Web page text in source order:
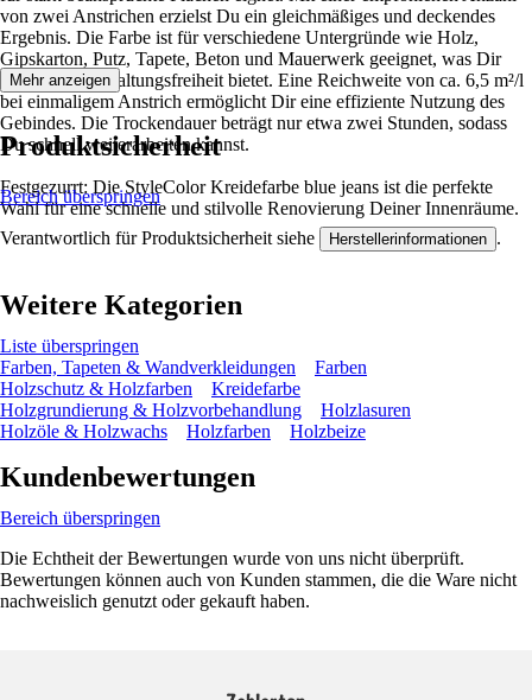
von zwei Anstrichen erzielst Du ein gleichmäßiges und deckendes
Ergebnis. Die Farbe ist für verschiedene Untergründe wie Holz,
Gipskarton, Putz, Tapete, Beton und Mauerwerk geeignet, was Dir
eine große Gestaltungsfreiheit bietet. Eine Reichweite von ca. 6,5 m²/l
bei einmaligem Anstrich ermöglicht Dir eine effiziente Nutzung des
Gebindes. Die Trockendauer beträgt nur etwa zwei Stunden, sodass
Du schnell weiterarbeiten kannst.
Festgezurrt: Die StyleColor Kreidefarbe blue jeans ist die perfekte
Wahl für eine schnelle und stilvolle Renovierung Deiner Innenräume.
Mehr anzeigen
Produktsicherheit
Bereich überspringen
Verantwortlich für Produktsicherheit siehe Herstellerinformationen .
Weitere Kategorien
Liste überspringen
Farben, Tapeten & Wandverkleidungen
Farben
Holzschutz & Holzfarben
Kreidefarbe
Holzgrundierung & Holzvorbehandlung
Holzlasuren
Holzöle & Holzwachs
Holzfarben Holzbeize
Kundenbewertungen
Bereich überspringen
Die Echtheit der Bewertungen wurde von uns nicht überprüft.
Bewertungen können auch von Kunden stammen, die die Ware nicht
nachweislich genutzt oder gekauft haben.